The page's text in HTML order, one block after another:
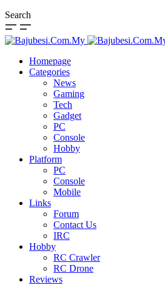
Search
Homepage
Categories
News
Gaming
Tech
Gadget
PC
Console
Hobby
Platform
PC
Console
Mobile
Links
Forum
Contact Us
IRC
Hobby
RC Crawler
RC Drone
Reviews